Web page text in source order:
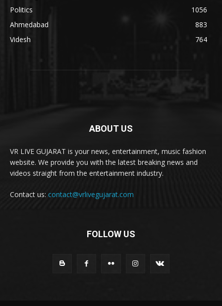
Politics
1056
Ahmedabad
883
Videsh
764
ABOUT US
VR LIVE GUJARAT is your news, entertainment, music fashion
website. We provide you with the latest breaking news and
videos straight from the entertainment industry.
Contact us: contact@vrlivegujarat.com
FOLLOW US